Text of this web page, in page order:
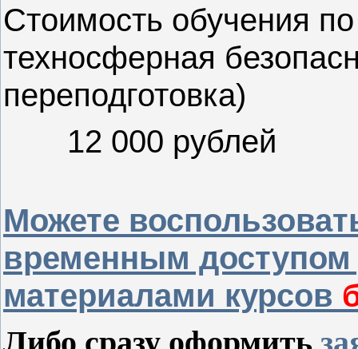
Стоимость обучения
техносферная
переподготовка)
12 000 рублей
Можете
временным доступом
материалами курсов